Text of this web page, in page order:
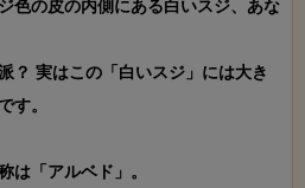
色の皮の内側にある白いスジ、あな
？ 実はこの「白いスジ」には大き
す。
は「アルベド」。